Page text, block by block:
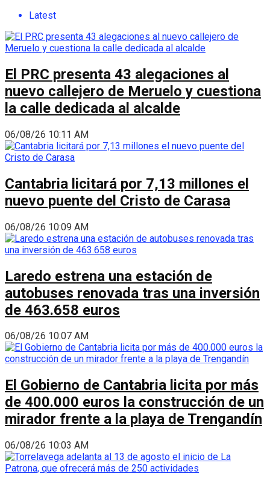
Latest
El PRC presenta 43 alegaciones al
nuevo callejero de Meruelo y cuestiona
la calle dedicada al alcalde
06/08/26 10:11 AM
Cantabria licitará por 7,13 millones el
nuevo puente del Cristo de Carasa
06/08/26 10:09 AM
Laredo estrena una estación de
autobuses renovada tras una inversión
de 463.658 euros
06/08/26 10:07 AM
El Gobierno de Cantabria licita por más
de 400.000 euros la construcción de un
mirador frente a la playa de Trengandín
06/08/26 10:03 AM